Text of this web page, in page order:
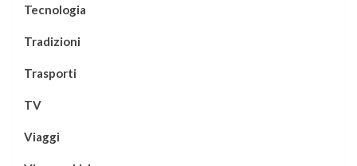
Tecnologia
Tradizioni
Trasporti
TV
Viaggi